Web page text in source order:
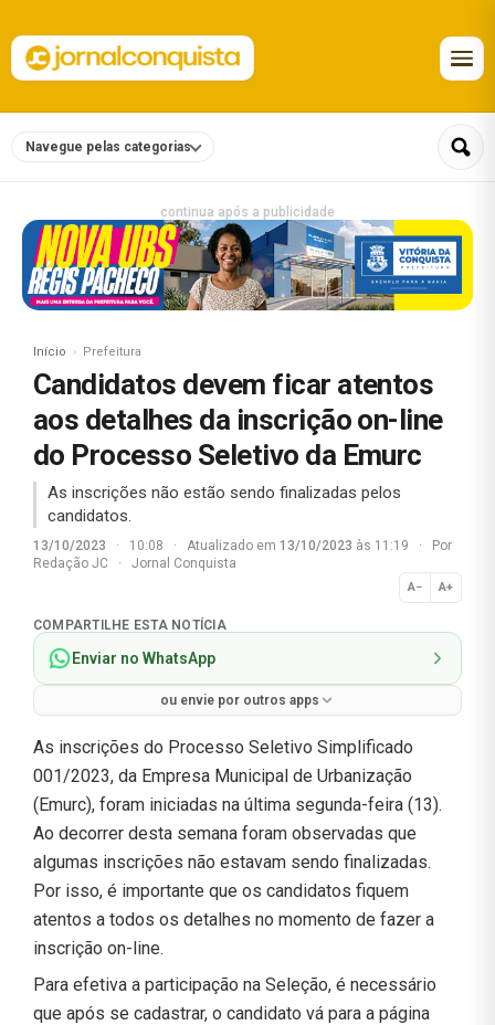
Navegue pelas categorias
continua após a publicidade
Início Prefeitura
Candidatos devem ficar atentos
aos detalhes da inscrição on-line
do Processo Seletivo da Emurc
As inscrições não estão sendo finalizadas pelos
candidatos.
13/10/2023 · 10:08 · Atualizado em 13/10/2023 às 11:19 ·
Por
Redação JC
· Jornal Conquista
A− A+
Normal
COMPARTILHE ESTA NOTÍCIA
Enviar no WhatsApp
ou envie por outros apps
As inscrições do Processo Seletivo Simplificado
001/2023, da Empresa Municipal de Urbanização
(Emurc), foram iniciadas na última segunda-feira (13).
Ao decorrer desta semana foram observadas que
algumas inscrições não estavam sendo finalizadas.
Por isso, é importante que os candidatos fiquem
atentos a todos os detalhes no momento de fazer a
inscrição on-line.
Para efetiva a participação na Seleção, é necessário
que após se cadastrar, o candidato vá para a página